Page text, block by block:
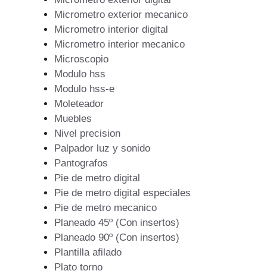
Micrometro exterior mecanico
Micrometro interior digital
Micrometro interior mecanico
Microscopio
Modulo hss
Modulo hss-e
Moleteador
Muebles
Nivel precision
Palpador luz y sonido
Pantografos
Pie de metro digital
Pie de metro digital especiales
Pie de metro mecanico
Planeado 45º (Con insertos)
Planeado 90º (Con insertos)
Plantilla afilado
Plato torno